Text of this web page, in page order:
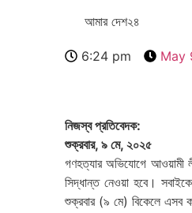
আমার দেশ২৪
6:24 pm May
নিজস্ব প্রতিবেদক:
শুক্রবার, ৯ মে, ২০২৫
গণহত্যার অভিযোগে আওয়ামী
সিদ্ধান্ত নেওয়া হবে।
শুক্রবার (৯ মে) বিকেলে এসব